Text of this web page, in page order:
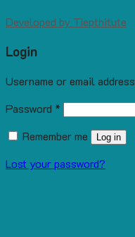
Developed by Tiepthitute
Login
Username or email address
Password *
Remember me
Log in
Lost your password?